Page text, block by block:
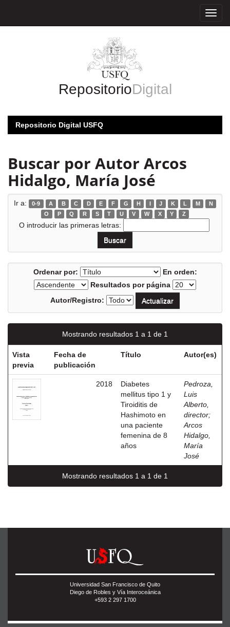
RepositorioDigital
Repositorio Digital USFQ
Buscar por Autor Arcos
Hidalgo, María José
Ir a: 0-9 A B C D E F G H I J K L M
N
O
P Q R S T U V W X Y Z
O introducir las primeras letras:
Ordenar por:
En orden:
Resultados por página
Autor/Registro:
Mostrando resultados 1 a 1 de 1
Vista
previa
Fecha de
publicación
Título Autor(es)
2018
Diabetes
mellitus tipo 1 y
Tiroiditis de
Hashimoto en
una paciente
femenina de 8
años
Pedroza,
Luis
Alberto,
director;
Arcos
Hidalgo,
María
José
Mostrando resultados 1 a 1 de 1
Universidad San Francisco de Quito
Diego de Robles y Vía Interoceánica
+593 2 297 1700